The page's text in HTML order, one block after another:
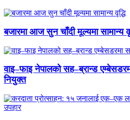
बजारमा आज सुन चाँदी मूल्यमा सामान्य
वाइ–फाइ नेपालको सह–ब्रान्ड
नियुक्त